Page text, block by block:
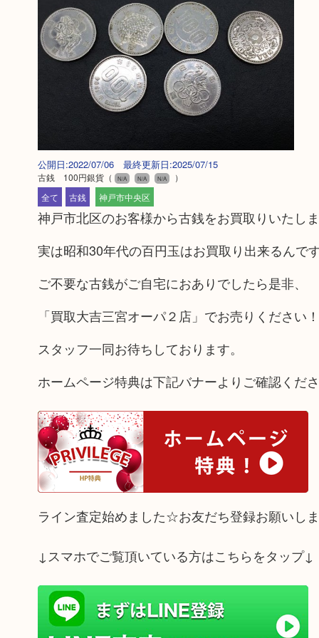
公開日:2022/07/06 最終更新日:2025/07/15
古銭 100円銀貨（ N/A N/A N/A
）
全て
古銭 神戸市中央区
神戸市北区のお客様から古銭をお買取りいたしま
実は昭和30年代の百円玉はお買取り出来るんです
ご不要な古銭がご自宅におありでしたら是非、
「買取大吉三宮オーパ２店」でお売りください！
スタッフ一同お待ちしております。
ホームページ特典は下記バナーよりご確認くださ
ライン査定始めました☆お友だち登録お願いし
↓スマホでご覧頂いている方はこちらをタップ↓